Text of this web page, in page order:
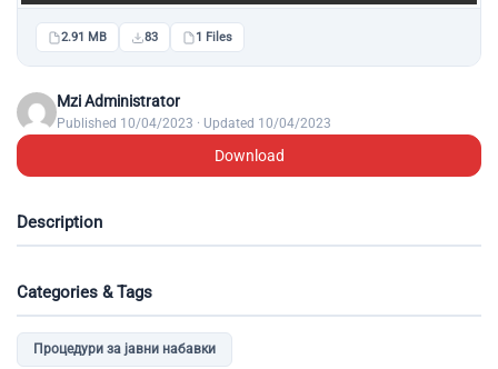
2.91 MB 83 1 Files
Mzi Administrator
Published 10/04/2023 · Updated 10/04/2023
Download
Description
Categories & Tags
Процедури за јавни набавки